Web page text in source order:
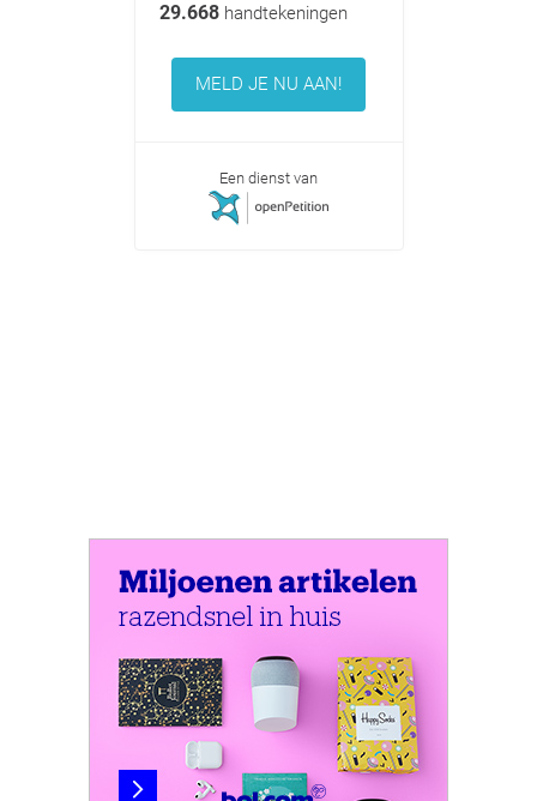
29.668handtekeningen
MELD JE NU AAN!
Een dienst van